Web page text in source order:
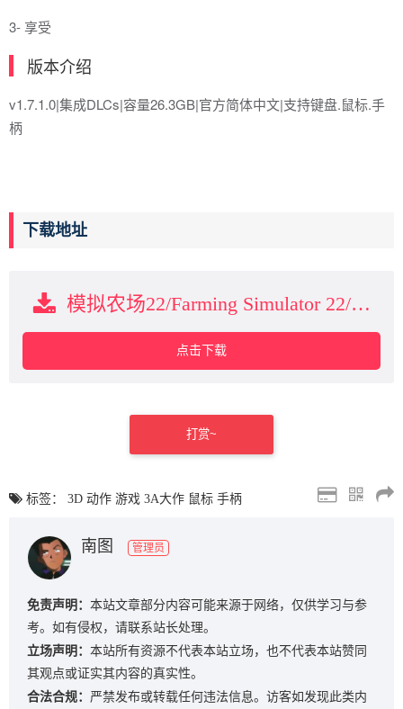
3- 享受
版本介绍
v1.7.1.0|集成DLCs|容量26.3GB|官方简体中文|支持键盘.鼠标.手
柄
下载地址
模拟农场22/Farming Simulator 22/支持网络联机下载
点击下载
打赏~
标签： 3D 动作 游戏 3A大作 鼠标 手柄
南图 管理员
免责声明： 本站文章部分内容可能来源于网络，仅供学习与参
考。如有侵权，请联系站长处理。
立场声明： 本站所有资源不代表本站立场，也不代表本站赞同
其观点或证实其内容的真实性。
合法合规： 严禁发布或转载任何违法信息。访客如发现此类内